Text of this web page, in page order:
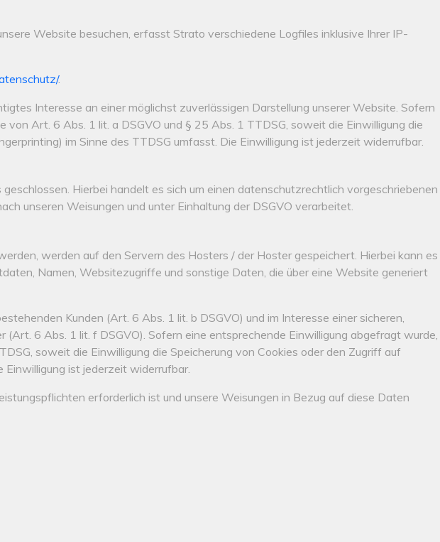
Website besuchen, erfasst Strato verschiedene Logfiles inklusive Ihrer IP-
.
Interesse an einer möglichst zuverlässigen Darstellung unserer Website. Sofern
Art. 6 Abs. 1 lit. a DSGVO und § 25 Abs. 1 TTDSG, soweit die Einwilligung die
im Sinne des TTDSG umfasst. Die Einwilligung ist jederzeit widerrufbar.
Hierbei handelt es sich um einen datenschutzrechtlich vorgeschriebenen
unseren Weisungen und unter Einhaltung der DSGVO verarbeitet.
werden auf den Servern des Hosters / der Hoster gespeichert. Hierbei kann es
Namen, Websitezugriffe und sonstige Daten, die über eine Website generiert
Kunden (Art. 6 Abs. 1 lit. b DSGVO) und im Interesse einer sicheren,
6 Abs. 1 lit. f DSGVO). Sofern eine entsprechende Einwilligung abgefragt wurde,
soweit die Einwilligung die Speicherung von Cookies oder den Zugriff auf
Einwilligung ist jederzeit widerrufbar.
erforderlich ist und unsere Weisungen in Bezug auf diese Daten